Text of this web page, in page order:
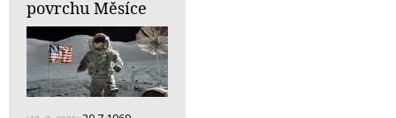
povrchu Měsíce